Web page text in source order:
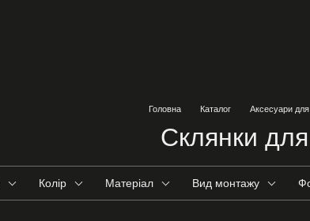
Головна Каталог Аксесуари для
Склянки для
Колір Матеріал Вид монтажу